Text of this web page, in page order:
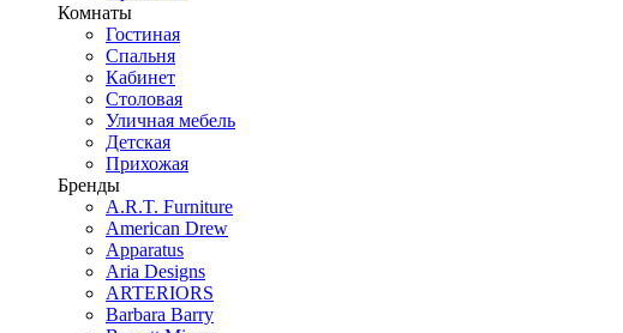
Комнаты
Гостиная
Спальня
Кабинет
Столовая
Уличная мебель
Детская
Прихожая
Бренды
A.R.T. Furniture
American Drew
Apparatus
Aria Designs
ARTERIORS
Barbara Barry